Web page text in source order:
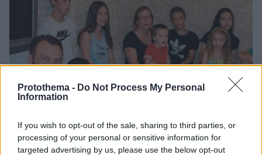
Protothema - Do Not Process My Personal
Information
If you wish to opt-out of the sale, sharing to third parties, or
processing of your personal or sensitive information for
targeted advertising by us, please use the below opt-out